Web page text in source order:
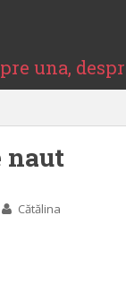
una,
naut
Cătălina